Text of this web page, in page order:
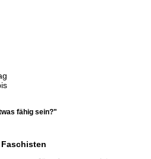
fähig sein?"